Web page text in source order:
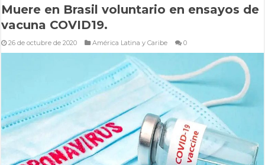
Muere en Brasil voluntario en ensayos de
vacuna COVID19.
26 de octubre de 2020 América Latina y Caribe 0